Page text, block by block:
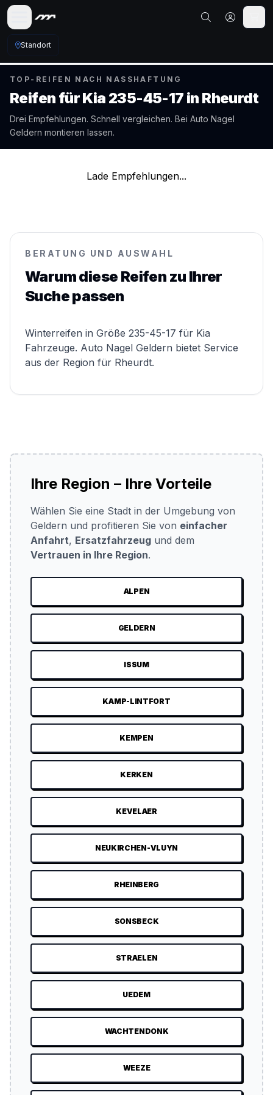
Standort
TOP-REIFEN NACH NASSHAFTUNG
Reifen fürKia 235-45-17 in Rheurdt
Drei Empfehlungen. Schnell vergleichen. Bei Auto Nagel
Geldern montieren lassen.
Lade Empfehlungen...
BERATUNG UND AUSWAHL
Warum diese Reifen zu Ihrer
Suche passen
Winterreifen in Größe 235-45-17 für Kia
Fahrzeuge. Auto Nagel Geldern bietet Service
aus der Region für Rheurdt.
Ihre Region – Ihre Vorteile
Wählen Sie eine Stadt in der Umgebung von
Geldern und profitieren Sie von einfacher
Anfahrt, Ersatzfahrzeug und dem
Vertrauen in Ihre Region.
ALPEN
GELDERN
ISSUM
KAMP-LINTFORT
KEMPEN
KERKEN
KEVELAER
NEUKIRCHEN-VLUYN
RHEINBERG
SONSBECK
STRAELEN
UEDEM
WACHTENDONK
WEEZE